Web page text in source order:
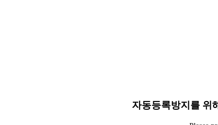
자동등록방지를 위